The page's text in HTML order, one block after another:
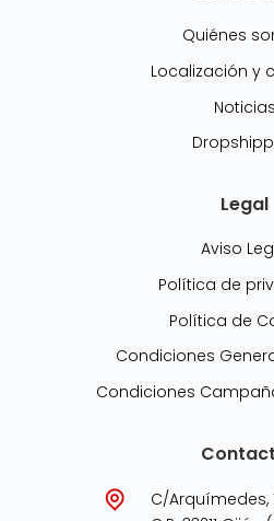
Quiénes
Localización y
Noticias
Legal
Aviso
Política de
Política de
Condiciones
Condiciones
C/Arquímedes,